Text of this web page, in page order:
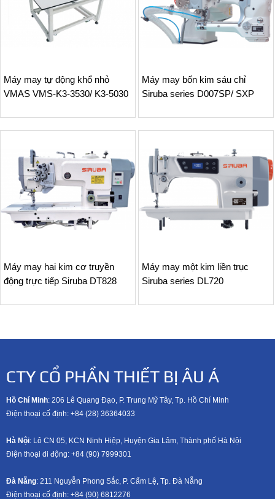
Máy may tự động khổ nhỏ
VMAS VMS-K3-3530/ K3-5030
Máy may bốn kim sáu chỉ
Siruba series D007SP/ SXP
Máy may hai kim cơ truyền
động trực tiếp Siruba DT828
Máy may một kim liền trục
Siruba series DL720
CTY CỔ PHẦN THIẾT BỊ ÂU Á
Hồ Chí Minh: 206 Lê Quang Đạo, P. Trung Mỹ Tây, Tp. Hồ Chí Minh
Điện thoại cố định: +84 (28) 36364033
Hà Nội: Lô CN 05, KCN Ninh Hiệp, Huyện Gia Lâm, Thành phố Hà Nội
Điện thoại di động: +84 (90) 7999301
Đà Nẵng: 211 Nguyễn Phong Sắc, P. Cẩm Lệ, Tp. Đà Nẵng
Điện thoại cố định: +84 (90) 6812276